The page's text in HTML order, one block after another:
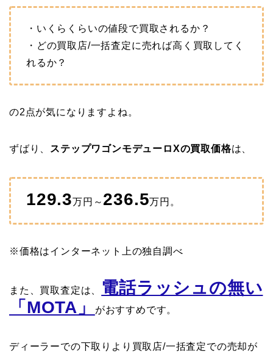
・いくらくらいの値段で買取されるか？
・どの買取店/一括査定に売れば高く買取してく
れるか？
の2点が気になりますよね。
ずばり、 ステップワゴンモデューロXの買取価格は、
129.3万円～ 236.5万円。
※価格はインターネット上の独自調べ
また、買取査定は、
電話ラッシュの無い
「MOTA」
がおすすめです。
ディーラーでの下取りより買取店/一括査定での売却が